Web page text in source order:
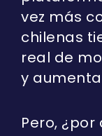
vez más
chilenas
real de
y
Pero,